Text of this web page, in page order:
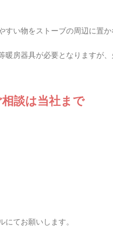
い物をストーブの周辺に置か
暖房器具が必要となりますが
談は当社まで
にてお願いします。